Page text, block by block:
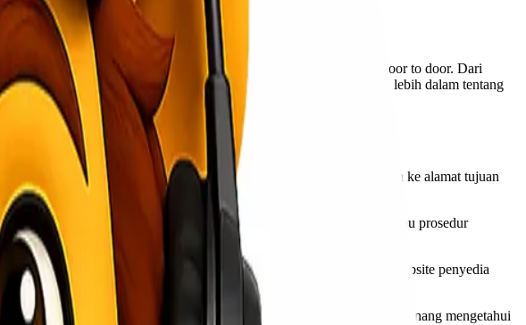
Salah satu solusi terbaiknya adalah menggunakan jasa ekspedisi door to door. Dari
tahu apa saja keuntungan dari layanan ini? Mari kita eksplorasi lebih dalam tentang
paket Anda akan dijemput langsung dari lokasi Anda dan diantarkan ke alamat tujuan
sistem ini, pelanggan tidak perlu khawatir tentang transportasi atau prosedur
mudah melacak status kiriman mereka melalui aplikasi atau website penyedia
di tangan penerima. Dengan demikian, pelanggan dapat merasa tenang mengetahui